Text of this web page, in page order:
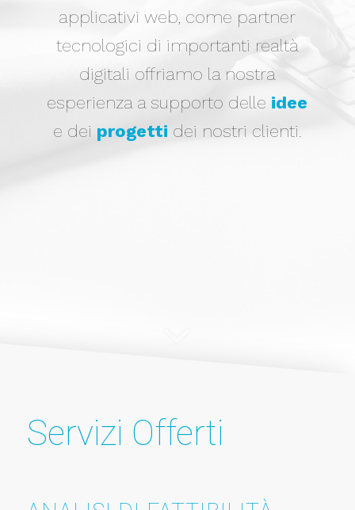
applicativi web, come partner
tecnologici di importanti realtà
digitali offriamo la nostra
esperienza a supporto delle idee
e dei progetti dei nostri clienti.
Servizi Offerti